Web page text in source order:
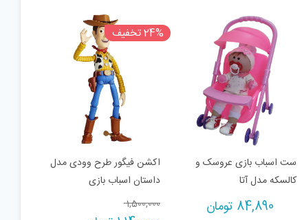
ست اسباب بازی عروسک و
کالسکه مدل آتا
84,890 تومان
24% تخفیف
اکشن فیگور طرح وودی مدل
داستان اسباب بازی
1,500,000